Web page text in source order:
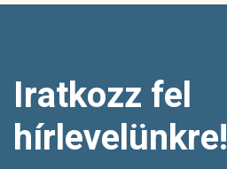
Iratkozz fel
hírlevelünkre!